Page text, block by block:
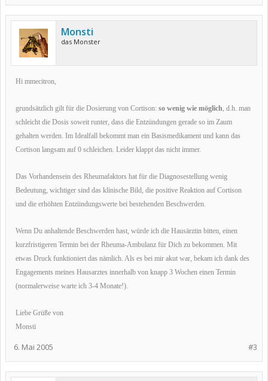
Monsti
das Monster
Hi mmecitron,
grundsätzlich gilt für die Dosierung von Cortison: so wenig wie möglich, d.h. man
schleicht die Dosis soweit runter, dass die Entzündungen gerade so im Zaum
gehalten werden. Im Idealfall bekommt man ein Basismedikament und kann das
Cortison langsam auf 0 schleichen. Leider klappt das nicht immer.
Das Vorhandensein des Rheumafaktors hat für die Diagnosestellung wenig
Bedeutung, wichtiger sind das klinische Bild, die positive Reaktion auf Cortison
und die erhöhten Entzündungswerte bei bestehenden Beschwerden.
Wenn Du anhaltende Beschwerden hast, würde ich die Hausärztin bitten, einen
kurzfristigeren Termin bei der Rheuma-Ambulanz für Dich zu bekommen. Mit
etwas Druck funktioniert das nämlich. Als es bei mir akut war, bekam ich dank des
Engagements meines Hausarztes innerhalb von knapp 3 Wochen einen Termin
(normalerweise warte ich 3-4 Monate!).
Liebe Grüße von
Monsti
#3
6. Mai 2005